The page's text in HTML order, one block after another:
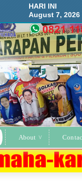
About
HARI INI
August 7, 2026